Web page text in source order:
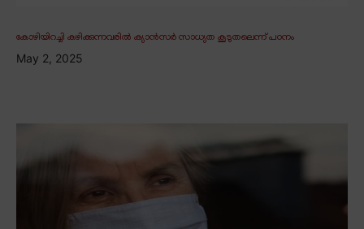
കോഴിയിറച്ചി കഴിക്കുന്നവരിൽ ക്യാൻസർ സാധ്യത കൂടുതലെന്ന് പഠനം
May 2, 2025